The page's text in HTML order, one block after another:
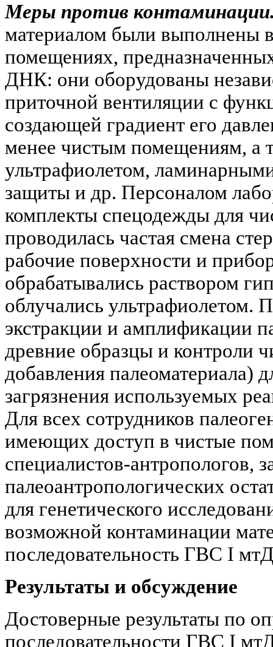
Меры против
материалом были выполнены
помещениях,
ДНК: они оборудованы
приточной вентиляции с
создающей градиент его
менее чистым помещениям, а
ультрафиолетом,
защиты и др. Персоналом
комплекты спецодежды для
проводилась частая смена
рабочие поверхности и
обрабатывались раствором
облучались ультрафиолетом.
экстракции и амплификации
древние образцы и контроли
добавления палеоматериала)
загрязнения используемых
Для всех сотрудников
имеющих доступ в чистые
специалистов-антропологов,
палеоантропологических
для генетического
возможной контаминации
последовательность ГВС I
Результаты и обсуждение
Достоверные результаты по
последовательности ГВС I